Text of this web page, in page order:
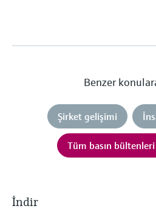
Benzer
Şirket gelişimi
Tüm basın
İndir